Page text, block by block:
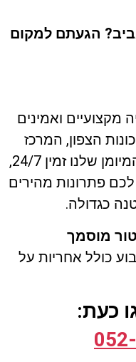
הגעתם למקום
מקצועיים ואמינים
הצפון, המרכז
והדרום. צוות האינסטלטורים המיומן שלנו זמין 24/7,
פתרונות מהירים
כגדולה.
מוסמך
כולל אחריות על
כעת: